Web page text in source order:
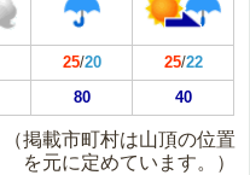
25/20 25/22
80 40
（掲載市町村は山頂の位置
を元に定めています。）